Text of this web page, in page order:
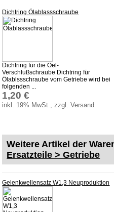
Dichtring Ölablassschraube
Dichtring für die Oel-
Verschlußschraube Dichtring für
Ölablssschraube vom Getriebe wird bei
folgenden ...
1,20 €
inkl. 19% MwSt., zzgl. Versand
Weitere Artikel der
Ersatzteile > Getriebe
Gelenkwellensatz W1,3 Neuproduktion